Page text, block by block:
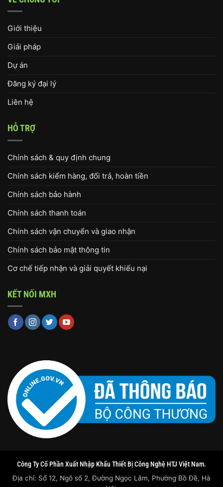
Giới thiệu
Giải pháp
Dự án
Đăng ký đại lý
Liên hệ
HỖ TRỢ
Chính sách & quy định chung
Chính sách kiểm hàng, đổi trả, hoàn tiền
Chính sách bảo hành
Chính sách thanh toán
Chính sách vận chuyển và giao nhận
Chính sách bảo mật thông tin
Cơ chế tiếp nhận và giải quyết khiếu nại
KẾT NỐI MXH
Công Ty Cổ Phần Xuất Nhập Khẩu Thiết Bị Công Nghệ HTJ Việt Nam.
Địa chỉ: Số 12, Ngõ số 2, Đường Ngọc Lâm, Phường Bồ Đề, Hà